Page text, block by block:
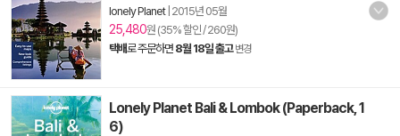
lonely Planet| 2015년 05월
25,480원 (35% 할인 / 260원)
택배로 주문하면 8월 18일 출고 변경
Lonely Planet Bali & Lombok (Paperback, 1
6)